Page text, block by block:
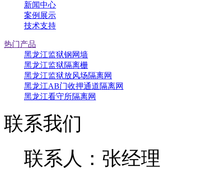
新闻中心
案例展示
技术支持
热门产品
黑龙江监狱钢网墙
黑龙江监狱隔离栅
黑龙江监狱放风场隔离网
黑龙江AB门收押通道隔离网
黑龙江看守所隔离网
联系我们
联系人：张经理